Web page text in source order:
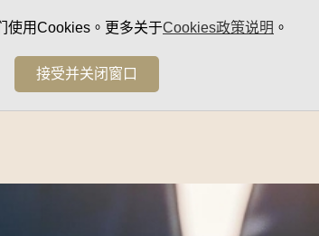
使用Cookies。更多关于Cookies政策说明 。
接受并关闭窗口